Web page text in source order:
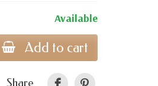
Available
Add to cart
Share